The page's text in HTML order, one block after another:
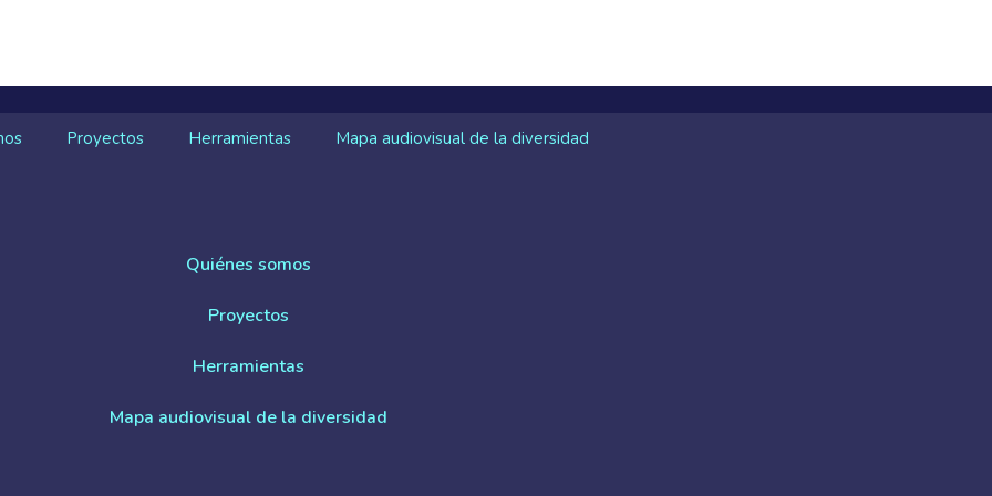
Proyectos Herramientas Mapa audiovisual de la diversidad
Quiénes somos
Proyectos
Herramientas
Mapa audiovisual de la diversidad